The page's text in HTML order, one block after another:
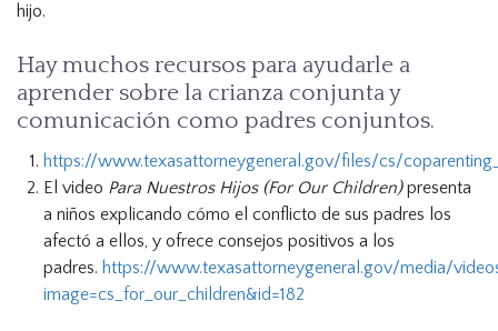
hijo.
Hay muchos recursos para ayudarle a
aprender sobre la crianza conjunta y
comunicación como padres conjuntos.
https://www.texasattorneygeneral.gov/files/cs/
El video Para Nuestros Hijos (For Our Children)presenta
a niños explicando cómo el conflicto de sus padres los
afectó a ellos, y ofrece consejos positivos a los
padres. https://www.texasattorneygeneral.gov/media/
image=cs_for_our_children&id=182